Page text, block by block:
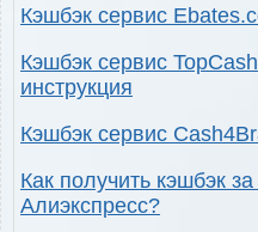
Кэшбэк сервис
Кэшбэк сервис
инструкция
Кэшбэк сервис
Как получить кэшбэк
Алиэкспресс?